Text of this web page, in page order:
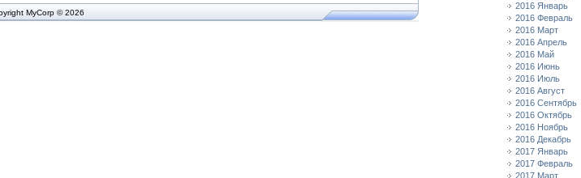
MyCorp © 2026
2016 Январь
2016 Февраль
2016 Март
2016 Апрель
2016 Май
2016 Июнь
2016 Июль
2016 Август
2016 Сентябрь
2016 Октябрь
2016 Ноябрь
2016 Декабрь
2017 Январь
2017 Февраль
2017 Март